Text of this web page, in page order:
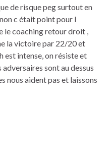
de risque peg surtout en
c était point pour l
le coaching retour droit ,
la victoire par 22/20 et
est intense, on résiste et
sont au dessus
nous aident pas et laissons